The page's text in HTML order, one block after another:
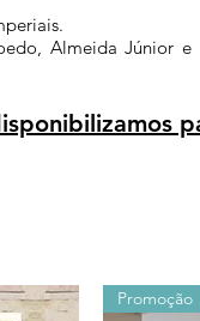
, Almeida Júnior e
Promoção